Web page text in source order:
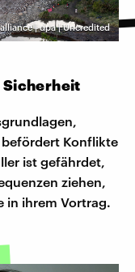
| dpa | Uncredited
Sicherheit
Konflikte
ist gefährdet,
ziehen,
in ihrem Vortrag.